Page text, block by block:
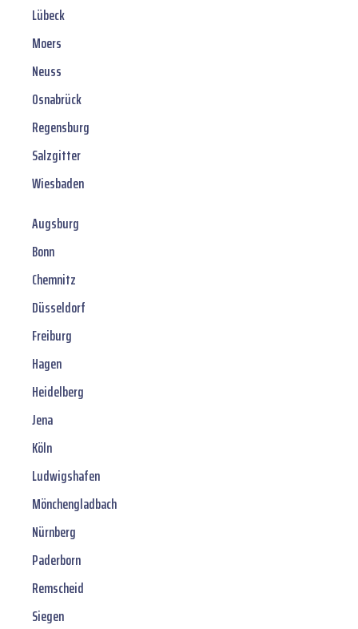
Lübeck
Moers
Neuss
Osnabrück
Regensburg
Salzgitter
Wiesbaden
Augsburg
Bonn
Chemnitz
Düsseldorf
Freiburg
Hagen
Heidelberg
Jena
Köln
Ludwigshafen
Mönchengladbach
Nürnberg
Paderborn
Remscheid
Siegen